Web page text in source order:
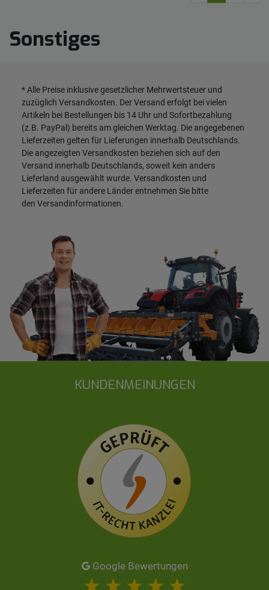
Sonstiges
* Alle Preise inklusive gesetzlicher Mehrwertsteuer und
zuzüglich Versandkosten. Der Versand erfolgt bei vielen
Artikeln bei Bestellungen bis 14 Uhr und Sofortbezahlung
(z.B. PayPal) bereits am gleichen Werktag. Die angegebenen
Lieferzeiten gelten für Lieferungen innerhalb Deutschlands.
Die angezeigten Versandkosten beziehen sich auf den
Versand innerhalb Deutschlands, soweit kein anders
Lieferland ausgewählt wurde. Versandkosten und
Lieferzeiten für andere Länder entnehmen Sie bitte
den Versandinformationen.
KUNDENMEINUNGEN
Google Bewertungen